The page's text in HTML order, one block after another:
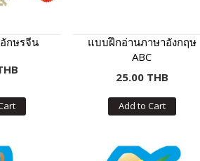
กษรจีน
แบบฝึกอ่านภาษาอังกฤษ
ABC
25.00 THB
Add to Cart